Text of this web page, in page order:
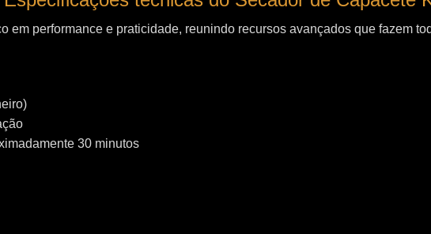
em performance e praticidade, reunindo recursos avançados que fazem
30 minutos